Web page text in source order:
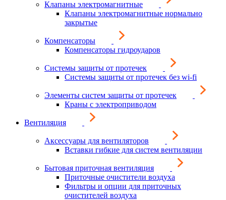
Клапаны электромагнитные
Клапаны электромагнитные нормально
закрытые
Компенсаторы
Компенсаторы гидроударов
Системы защиты от протечек
Системы защиты от протечек без wi-fi
Элементы систем защиты от протечек
Краны с электроприводом
Вентиляция
Аксессуары для вентиляторов
Вставки гибкие для систем вентиляции
Бытовая приточная вентиляция
Приточные очистители воздуха
Фильтры и опции для приточных
очистителей воздуха